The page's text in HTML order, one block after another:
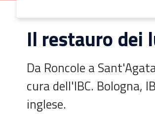
Il restauro dei
Da Roncole a
cura dell'IBC. Bologna,
inglese.